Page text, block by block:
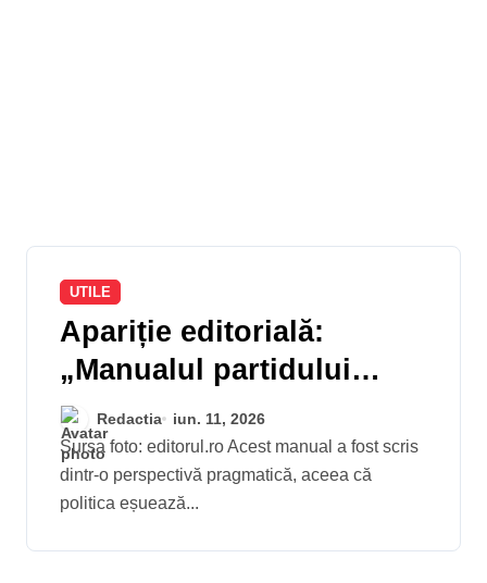
UTILE
Apariție editorială:
„Manualul partidului
politic. Proceduri
complete și modele de
documente.” Autor: Alin
Crivineanu
Redactia iun. 11, 2026
Sursa foto: editorul.ro Acest manual a fost scris
dintr-o perspectivă pragmatică, aceea că
politica eșuează...